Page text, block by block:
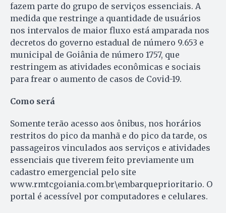
fazem parte do grupo de serviços essenciais. A
medida que restringe a quantidade de usuários
nos intervalos de maior fluxo está amparada nos
decretos do governo estadual de número 9.653 e
municipal de Goiânia de número 1757, que
restringem as atividades econômicas e sociais
para frear o aumento de casos de Covid-19.
Como será
Somente terão acesso aos ônibus, nos horários
restritos do pico da manhã e do pico da tarde, os
passageiros vinculados aos serviços e atividades
essenciais que tiverem feito previamente um
cadastro emergencial pelo site
www.rmtcgoiania.com.br\embarqueprioritario. O
portal é acessível por computadores e celulares.